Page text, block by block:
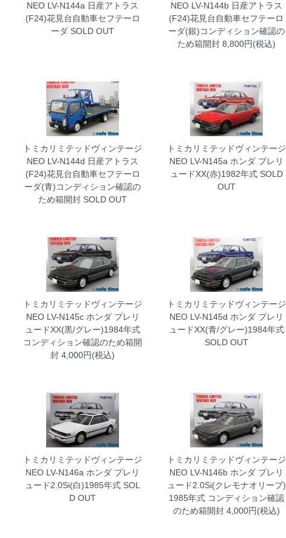
NEO LV-N144a 日産アトラス
(F24)花見台自動車セフテーロ
ーダ SOLD OUT
NEO LV-N144b 日産アトラス
(F24)花見台自動車セフテーロ
ーダ(銀)コンディション確認の
ため箱開封8,800円(税込)
トミカリミテッドヴィンテージ
NEO LV-N144d 日産アトラス
(F24)花見台自動車セフテーロ
ーダ(青)コンディション確認の
ため箱開封 SOLD OUT
トミカリミテッドヴィンテージ
NEO LV-N145a ホンダ プレリ
ュードXX(赤)1982年式SOLD
OUT
トミカリミテッドヴィンテージ
NEO LV-N145c ホンダ プレリ
ュードXX(黒/グレー)1984年式
コンディション確認のため箱開
封 4,000円(税込)
トミカリミテッドヴィンテージ
NEO LV-N145d ホンダ プレリ
ュードXX(青/グレー)1984年式
SOLD OUT
トミカリミテッドヴィンテージ
NEO LV-N146a ホンダ プレリ
ュード2.0Si(白)1985年式 SOL
D OUT
トミカリミテッドヴィンテージ
NEO LV-N146b ホンダ プレリ
ュード2.0Si(クレモナオリーブ)
1985年式 コンディション確認
のため箱開封4,000円(税込)